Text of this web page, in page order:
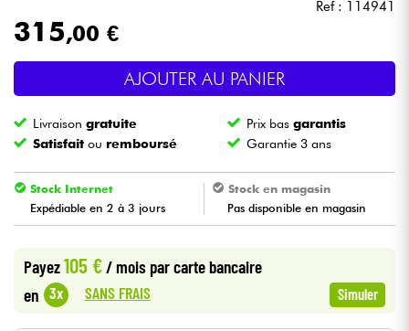
Eclairage
Violons & Quatuor
Eveil Musical
Câbles & Access.
Ref : 114941
315,00 €
AJOUTER AU PANIER
Livraisongratuite Prix basgarantis
Satisfait ou remboursé Garantie 3 ans
Stock Internet
Expédiable en 2 à 3 jours
Stock en magasin
Pas disponible en magasin
Payez105 €/ mois par carte bancaire
en 3x SANS FRAIS Simuler